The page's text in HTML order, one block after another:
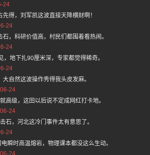
24
得，刘军凯这波直接天降横财啊！
24
，科研价值高，村民们都围着看热闹。
24
地下扎90厘米深，专家都觉得稀奇。
24
自然这波操作秀得我头皮发麻。
24
高级，这田以后说不定成网红打卡地。
24
石，河北这冷门事件太有意思了。
24
瞬时高温熔岩，物理课本都没这么生动。
24